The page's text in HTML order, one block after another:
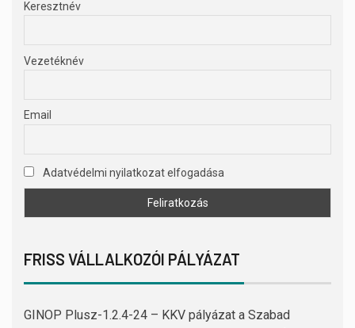
Keresztnév
Vezetéknév
Email
Adatvédelmi nyilatkozat elfogadása
FRISS VÁLLALKOZÓI PÁLYÁZAT
GINOP Plusz-1.2.4-24 – KKV pályázat a Szabad